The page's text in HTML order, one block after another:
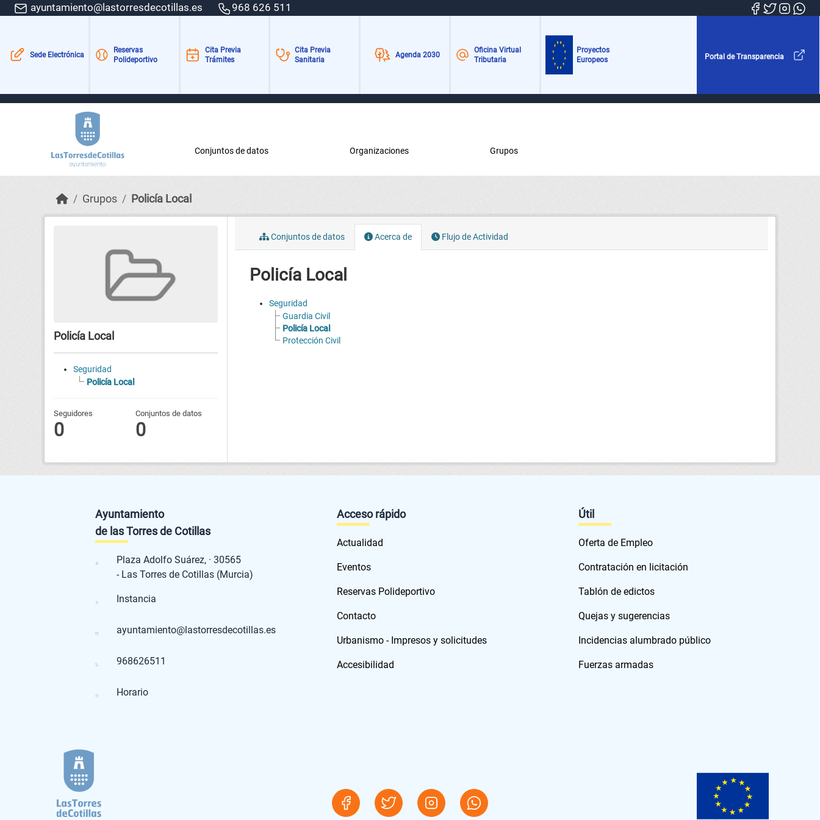
Skip to main content
ayuntamiento@lastorresdecotillas.es 968 626 511
Sede Electrónica
Reservas
Polideportivo
Cita Previa
Trámites
Cita Previa
Sanitaria
Agenda 2030
Oficina Virtual
Tributaria
Proyectos
Europeos
Portal de Transparencia
Conjuntos de datos Organizaciones Grupos
Grupos Policía Local
Policía Local
Seguridad
Policía Local
Seguidores
0
Conjuntos de datos
0
Conjuntos de datos Acerca de Flujo de Actividad
Policía Local
Seguridad
Guardia Civil
Policía Local
Protección Civil
Ayuntamiento
de las Torres de Cotillas
Plaza Adolfo Suárez, · 30565
- Las Torres de Cotillas (Murcia)
Instancia
ayuntamiento@lastorresdecotillas.es
968626511
Horario
Acceso rápido
Actualidad
Eventos
Reservas Polideportivo
Contacto
Urbanismo - Impresos y solicitudes
Accesibilidad
Útil
Oferta de Empleo
Contratación en licitación
Tablón de edictos
Quejas y sugerencias
Incidencias alumbrado público
Fuerzas armadas